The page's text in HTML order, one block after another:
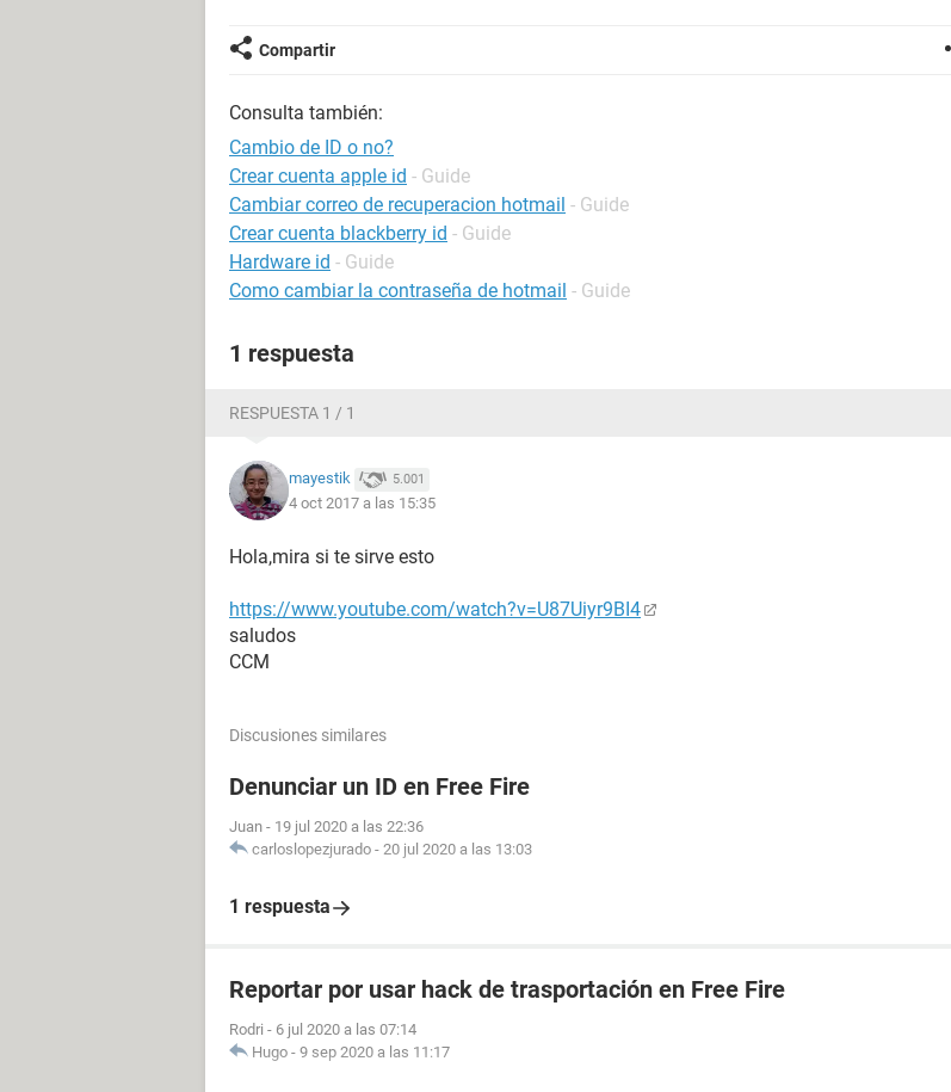
Compartir
Consulta también:
Cambio de ID o no?
Crear cuenta apple id - Guide
Cambiar correo de recuperacion hotmail - Guide
Crear cuenta blackberry id - Guide
Hardware id - Guide
Como cambiar la contraseña de hotmail - Guide
1 respuesta
RESPUESTA 1 / 1
mayestik 5.001
4 oct 2017 a las 15:35
Hola,mira si te sirve esto
https://www.youtube.com/watch?v=U87Uiyr9BI4
saludos
CCM
Discusiones similares
Denunciar un ID en Free Fire
Juan - 19 jul 2020 a las 22:36
carloslopezjurado - 20 jul 2020 a las 13:03
1 respuesta
Reportar por usar hack de trasportación en Free Fire
Rodri - 6 jul 2020 a las 07:14
Hugo - 9 sep 2020 a las 11:17